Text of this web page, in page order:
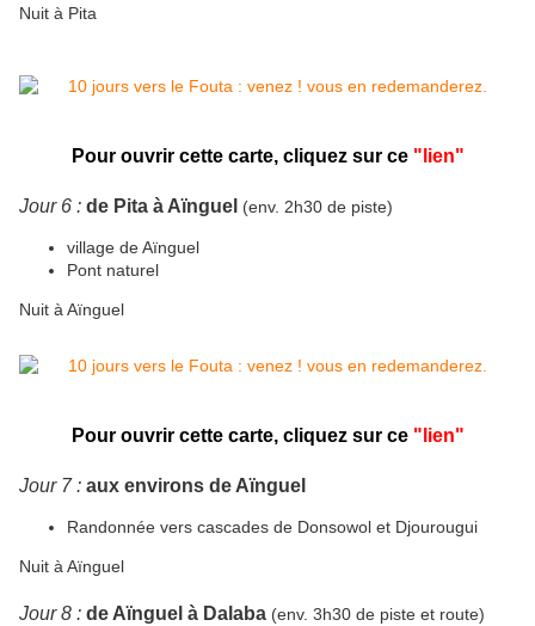
Nuit à Pita
Pour ouvrir cette carte, cliquez sur ce "lien"
Jour 6 : de Pita à Aïnguel (env. 2h30 de piste)
village de Aïnguel
Pont naturel
Nuit à Aïnguel
Pour ouvrir cette carte, cliquez sur ce "lien"
Jour 7 : aux environs de Aïnguel
Randonnée vers cascades de Donsowol et Djourougui
Nuit à Aïnguel
Jour 8 : de Aïnguel à Dalaba (env. 3h30 de piste et route)